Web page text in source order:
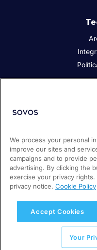
Soporte /
We process your personal
improve our sites and
campaigns and to provide
advertising. By clicking the
exercise your privacy
privacy notice. Cookie Policy
Accept Cookies
Your